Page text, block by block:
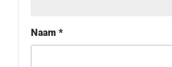
Naam *